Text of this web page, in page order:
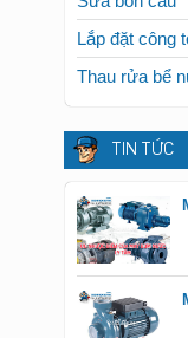
Lắp đặt công
Thau rửa bể
TIN TỨC